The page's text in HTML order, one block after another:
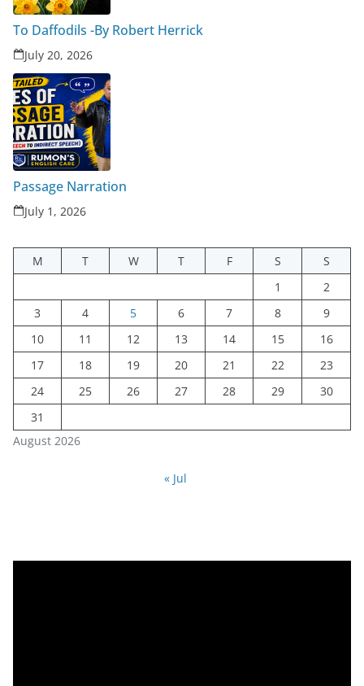
To Daffodils -By Robert Herrick
July 20, 2026
Passage Narration
July 1, 2026
August 2026
M T W T F S
S
1
2
3
4 5 6 7 8
9
10
11 12 13 14 15
16
17
18 19 20 21 22
23
24
25 26 27 28 29
30
31
« Jul